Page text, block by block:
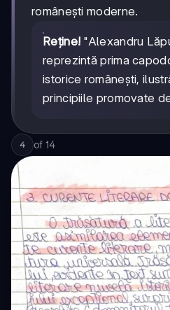
românești moderne.
Reține! "Alexandru
reprezintă prima
istorice românești,
principiile promovate
4 of 14